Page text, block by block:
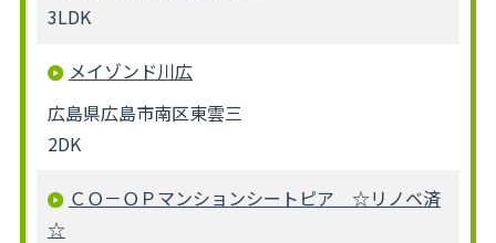
3LDK
メイゾンド川広
広島県広島市南区東雲三
2DK
ＣＯ－ＯＰマンションシートピア ☆リノベ済
☆